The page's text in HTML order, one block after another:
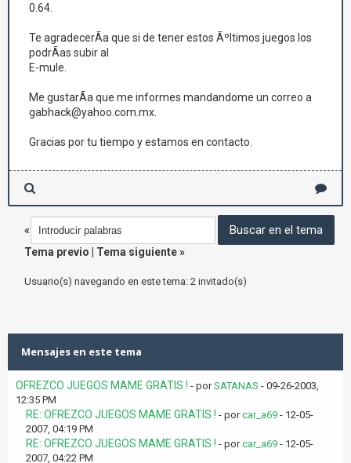
0.64.
Te agradecerÃ­a que si de tener estos Ãºltimos juegos los
podrÃ­as subir al
E-mule.
Me gustarÃ­a que me informes mandandome un correo a
gabhack@yahoo.com.mx.
Gracias por tu tiempo y estamos en contacto.
«
Tema previo
Tema siguiente»
Usuario(s) navegando en este tema: 2 invitado(s)
Mensajes en este tema
OFREZCO JUEGOS MAME GRATIS ! - porSATANAS - 09-26-2003,
12:35 PM
RE: OFREZCO JUEGOS MAME GRATIS ! - porcar_a69 - 12-05-
2007, 04:19 PM
RE: OFREZCO JUEGOS MAME GRATIS ! - porcar_a69 - 12-05-
2007, 04:22 PM